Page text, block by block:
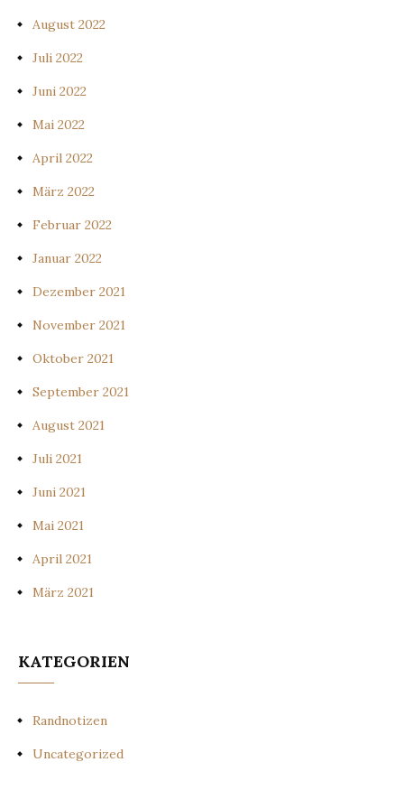
August 2022
Juli 2022
Juni 2022
Mai 2022
April 2022
März 2022
Februar 2022
Januar 2022
Dezember 2021
November 2021
Oktober 2021
September 2021
August 2021
Juli 2021
Juni 2021
Mai 2021
April 2021
März 2021
KATEGORIEN
Randnotizen
Uncategorized